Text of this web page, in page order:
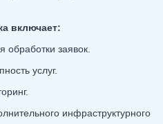
включает:
заявок.
услуг.
инфраструктурного